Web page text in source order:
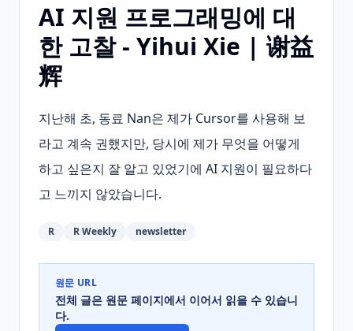
AI 지원 프로그래밍에 대
한 고찰 - Yihui Xie | 谢益
辉
지난해 초, 동료 Nan은 제가 Cursor를 사용해 보
라고 계속 권했지만, 당시에 제가 무엇을 어떻게
하고 싶은지 잘 알고 있었기에 AI 지원이 필요하다
고 느끼지 않았습니다.
R R Weekly newsletter
원문 URL
전체 글은 원문 페이지에서 이어서 읽을 수 있습니
다.